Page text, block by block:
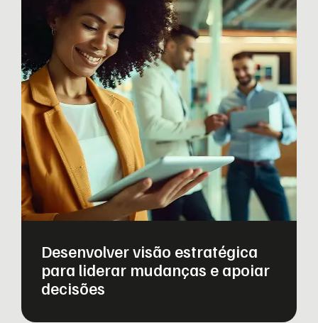
Desenvolver visão estratégica
para liderar mudanças e apoiar
decisões